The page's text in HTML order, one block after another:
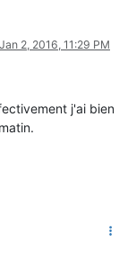
Jan 2, 2016, 11:29 PM
j'ai bien